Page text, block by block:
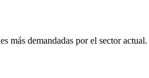
más demandadas por el sector actual.